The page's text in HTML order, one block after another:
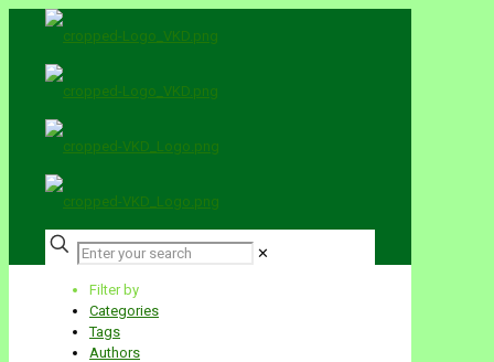
✕
Filter by
Categories
Tags
Authors